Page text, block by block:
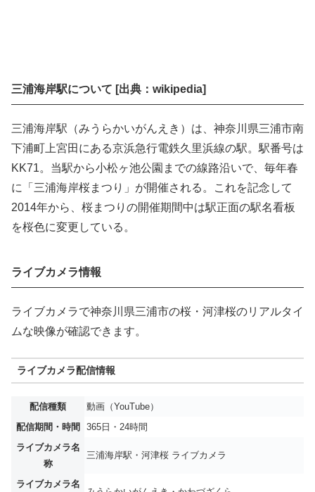
三浦海岸駅について [出典：wikipedia]
三浦海岸駅（みうらかいがんえき）は、神奈川県三浦市南
下浦町上宮田にある京浜急行電鉄久里浜線の駅。駅番号は
KK71。当駅から小松ヶ池公園までの線路沿いで、毎年春
に「三浦海岸桜まつり」が開催される。これを記念して
2014年から、桜まつりの開催期間中は駅正面の駅名看板
を桜色に変更している。
ライブカメラ情報
ライブカメラで神奈川県三浦市の桜・河津桜のリアルタイ
ムな映像が確認できます。
ライブカメラ配信情報
配信種類
動画（YouTube）
配信期間・時間
365日・24時間
ライブカメラ名
称
三浦海岸駅・河津桜 ライブカメラ
ライブカメラ名